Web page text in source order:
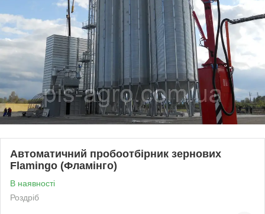
Автоматичний пробоотбірник зернових
Flamingo (Фламінго)
В наявності
Роздріб